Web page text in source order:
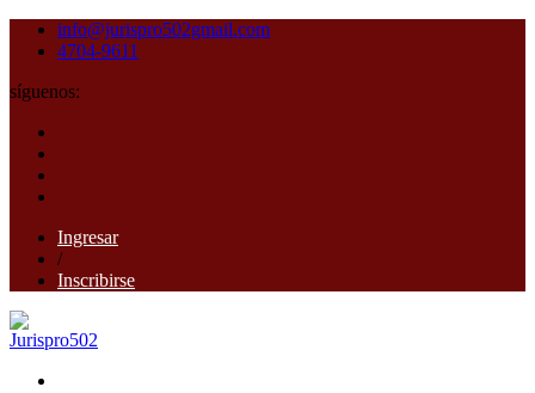
info@jurispro502gmail.com
4704-9611
síguenos:
Ingresar
/
Inscribirse